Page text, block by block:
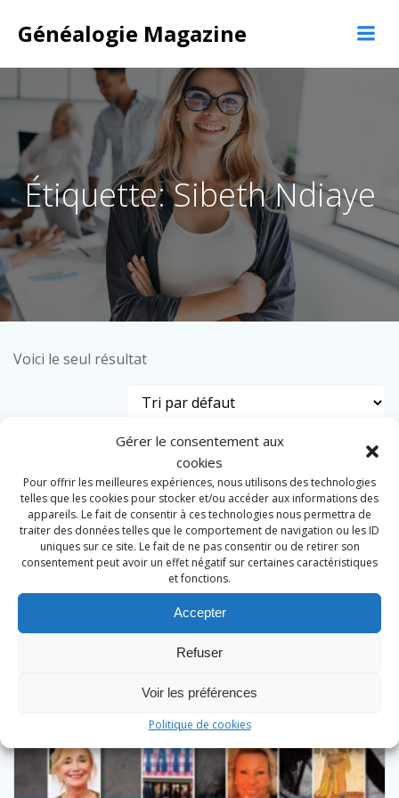
Gérer le consentement aux
cookies
Pour offrir les meilleures expériences, nous utilisons des technologies
telles que les cookies pour stocker et/ou accéder aux informations des
appareils. Le fait de consentir à ces technologies nous permettra de
traiter des données telles que le comportement de navigation ou les ID
uniques sur ce site. Le fait de ne pas consentir ou de retirer son
consentement peut avoir un effet négatif sur certaines caractéristiques
et fonctions.
Accepter
Refuser
Voir les préférences
Politique de cookies
au
contenu
Généalogie Magazine
Étiquette: Sibeth Ndiaye
Voici le seul résultat